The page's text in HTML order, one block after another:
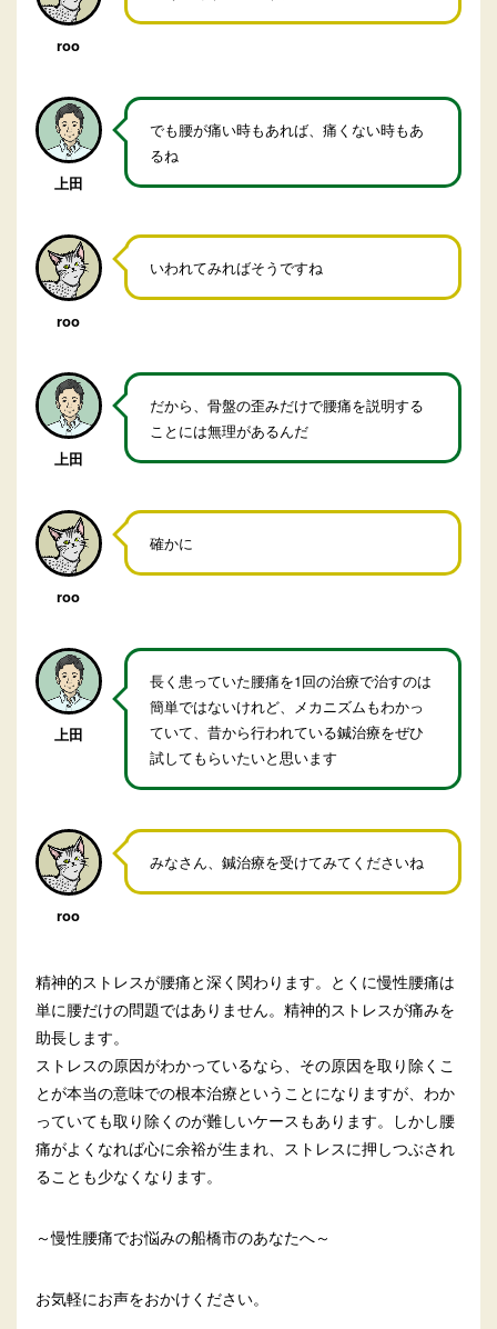
roo
上田
でも腰が痛い時もあれば、痛くない時もあ
るね
roo
いわれてみればそうですね
上田
だから、骨盤の歪みだけで腰痛を説明する
ことには無理があるんだ
roo
確かに
上田
長く患っていた腰痛を1回の治療で治すのは
簡単ではないけれど、メカニズムもわかっ
ていて、昔から行われている鍼治療をぜひ
試してもらいたいと思います
roo
みなさん、鍼治療を受けてみてくださいね
精神的ストレスが腰痛と深く関わります。とくに慢性腰痛は
単に腰だけの問題ではありません。精神的ストレスが痛みを
助長します。
ストレスの原因がわかっているなら、その原因を取り除くこ
とが本当の意味での根本治療ということになりますが、わか
っていても取り除くのが難しいケースもあります。しかし腰
痛がよくなれば心に余裕が生まれ、ストレスに押しつぶされ
ることも少なくなります。
～慢性腰痛でお悩みの船橋市のあなたへ～
お気軽にお声をおかけください。